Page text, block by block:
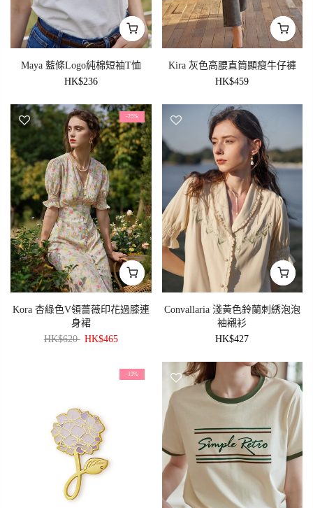
Maya 藍條logo純棉短袖T恤
HK$236
Kira 灰色高腰直筒顯瘦牛仔褲
HK$459
-25%
Kora 杏綠色V領薔薇印花過膝連
身裙
HK$620 HK$465
Convallaria 淺黃色鈴蘭刺綉泡泡
袖襯衫
HK$427
-19%